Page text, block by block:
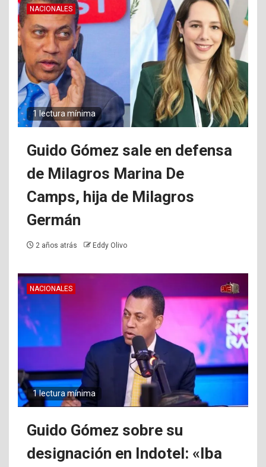
NACIONALES
1 lectura mínima
Guido Gómez sale en defensa
de Milagros Marina De
Camps, hija de Milagros
Germán
2 años atrás Eddy Olivo
NACIONALES
1 lectura mínima
Guido Gómez sobre su
designación en Indotel: «Iba